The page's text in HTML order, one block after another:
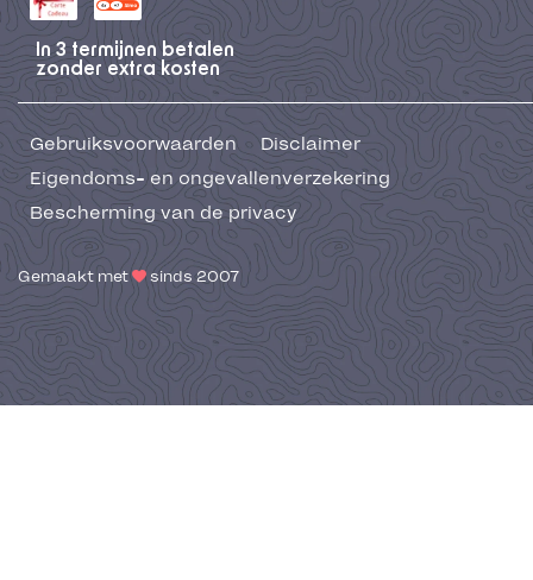
In 3 termijnen betalen
zonder extra kosten
Gebruiksvoorwaarden
Disclaimer
Eigendoms- en ongevallenverzekering
Bescherming van de privacy
Gemaakt met sinds 2007